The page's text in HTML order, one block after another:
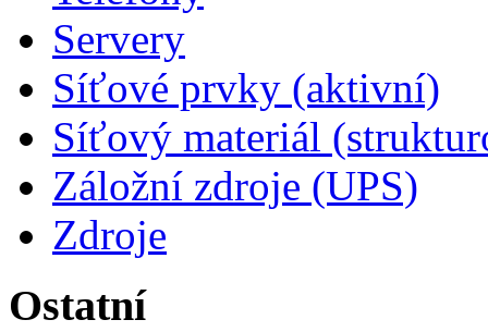
Servery
Síťové prvky (aktivní)
Síťový materiál
Záložní zdroje (UPS)
Zdroje
Ostatní